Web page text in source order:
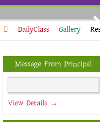
DailyClass Gallery
Message From Principal
View Details →